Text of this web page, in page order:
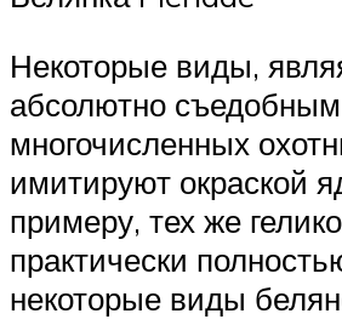
Некоторые виды,
абсолютно
многочисленных
имитируют окраской
примеру, тех же
практически
некоторые виды